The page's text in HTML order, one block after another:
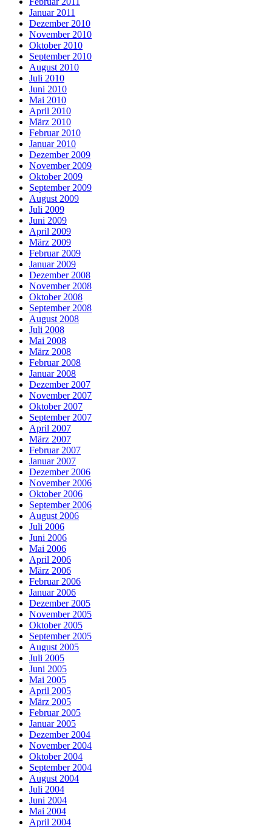
Januar 2011
Dezember 2010
November 2010
Oktober 2010
September 2010
August 2010
Juli 2010
Juni 2010
Mai 2010
April 2010
März 2010
Februar 2010
Januar 2010
Dezember 2009
November 2009
Oktober 2009
September 2009
August 2009
Juli 2009
Juni 2009
April 2009
März 2009
Februar 2009
Januar 2009
Dezember 2008
November 2008
Oktober 2008
September 2008
August 2008
Juli 2008
Mai 2008
März 2008
Februar 2008
Januar 2008
Dezember 2007
November 2007
Oktober 2007
September 2007
April 2007
März 2007
Februar 2007
Januar 2007
Dezember 2006
November 2006
Oktober 2006
September 2006
August 2006
Juli 2006
Juni 2006
Mai 2006
April 2006
März 2006
Februar 2006
Januar 2006
Dezember 2005
November 2005
Oktober 2005
September 2005
August 2005
Juli 2005
Juni 2005
Mai 2005
April 2005
März 2005
Februar 2005
Januar 2005
Dezember 2004
November 2004
Oktober 2004
September 2004
August 2004
Juli 2004
Juni 2004
Mai 2004
April 2004